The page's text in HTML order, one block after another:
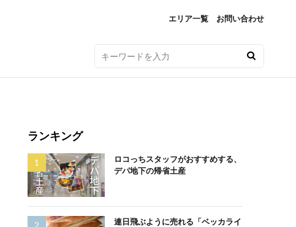
エリア一覧 お問い合わせ
ランキング
ロコっちスタッフがおすすめする、
デパ地下の帰省土産
連日飛ぶように売れる「ベッカライ